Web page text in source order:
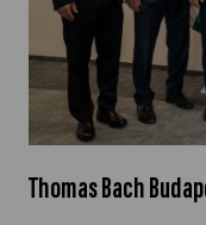
Thomas Bach